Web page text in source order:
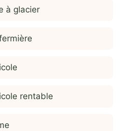
à glacier
rentable